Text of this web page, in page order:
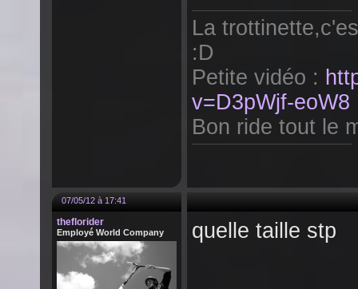
La
:D
Petite vidéo :
v=D3pWjf-eoW8
Bon ride tout le
07/05/12 à 17:41
theflorider
Employé World Company quelle taille stp